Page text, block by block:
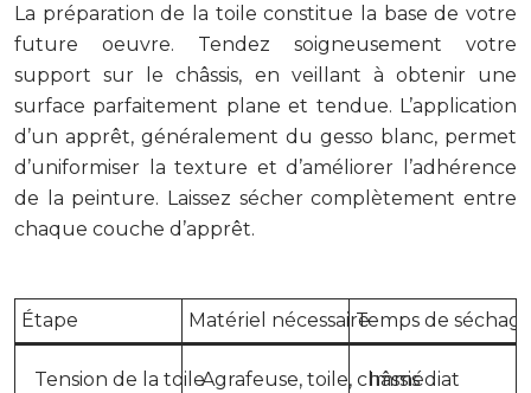
La préparation de la toile constitue la base de votre
future oeuvre. Tendez soigneusement votre
support sur le châssis, en veillant à obtenir une
surface parfaitement plane et tendue. L’application
d’un apprêt, généralement du gesso blanc, permet
d’uniformiser la texture et d’améliorer l’adhérence
de la peinture. Laissez sécher complètement entre
chaque couche d’apprêt.
Étape Matériel nécessaireTemps de
Tension de la toileAgrafeuse, toile, châssis
Immédiat